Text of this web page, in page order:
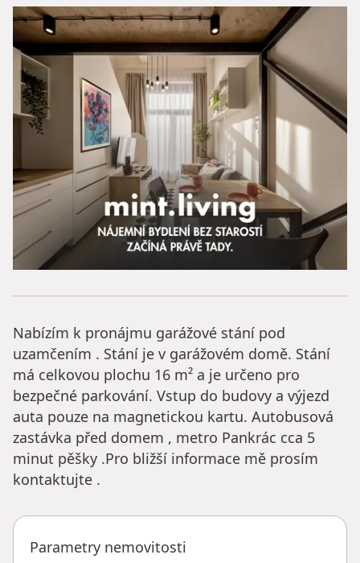
Nabízím k pronájmu garážové stání pod
uzamčením . Stání je v garážovém domě. Stání
má celkovou plochu 16 m² a je určeno pro
bezpečné parkování. Vstup do budovy a výjezd
auta pouze na magnetickou kartu. Autobusová
zastávka před domem , metro Pankrác cca 5
minut pěšky .Pro bližší informace mě prosím
kontaktujte .
Parametry nemovitosti